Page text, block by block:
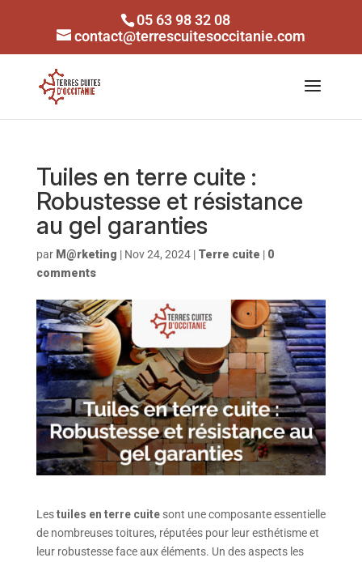
05 63 98 32 08
contact@terrescuitesoccitanie.com
Tuiles en terre cuite :
Robustesse et résistance
au gel garanties
par M@rketing | Nov 24, 2024| Terre cuite | 0
comments
Lestuiles en terre cuitesont une composante essentielle
de nombreuses toitures, réputées pour leur esthétisme et
leur robustesse face aux éléments. Un des aspects les